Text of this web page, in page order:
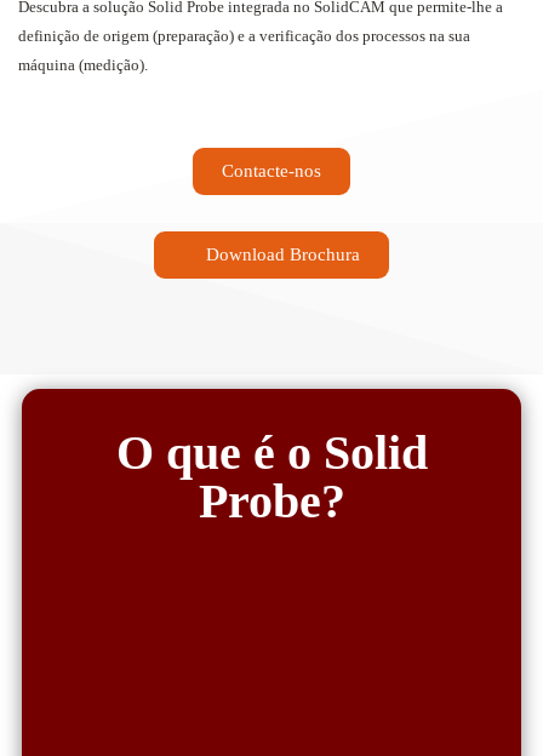
Descubra a solução Solid Probe integrada no SolidCAM que permite-lhe a
definição de origem (preparação) e a verificação dos processos na sua
máquina (medição).
Contacte-nos
Download Brochura
O que é o Solid
Probe?